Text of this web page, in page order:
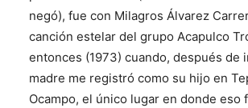
negó), fue con Milagros Álvarez
canción estelar del grupo Acapulco
entonces (1973) cuando, después de
madre me registró como su hijo en
Ocampo, el único lugar en donde eso